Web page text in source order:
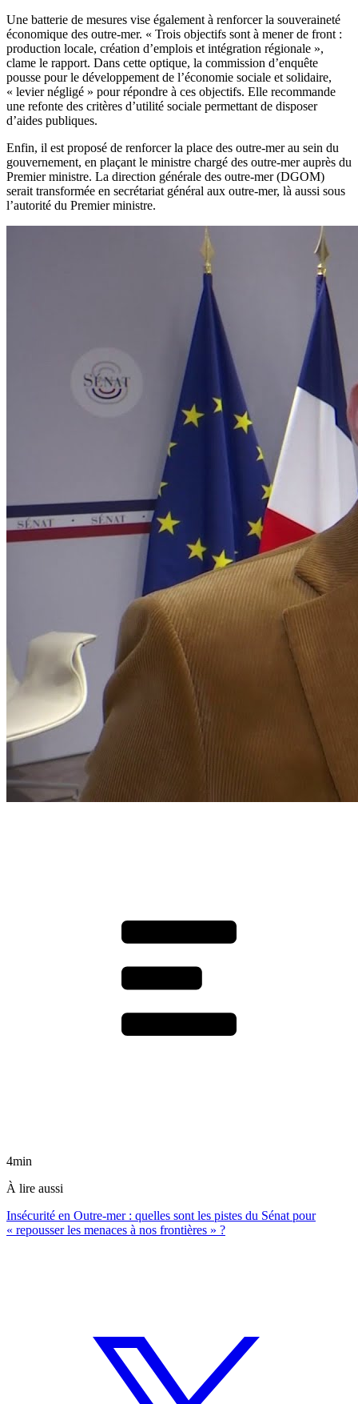
Une batterie de mesures vise également à renforcer la souveraineté
économique des outre-mer. « Trois objectifs sont à mener de front :
production locale, création d’emplois et intégration régionale »,
clame le rapport. Dans cette optique, la commission d’enquête
pousse pour le développement de l’économie sociale et solidaire,
« levier négligé » pour répondre à ces objectifs. Elle recommande
une refonte des critères d’utilité sociale permettant de disposer
d’aides publiques.
Enfin, il est proposé de renforcer la place des outre-mer au sein du
gouvernement, en plaçant le ministre chargé des outre-mer auprès du
Premier ministre. La direction générale des outre-mer (DGOM)
serait transformée en secrétariat général aux outre-mer, là aussi sous
l’autorité du Premier ministre.
4min
À lire aussi
Insécurité en Outre-mer : quelles sont les pistes du Sénat pour
« repousser les menaces à nos frontières » ?